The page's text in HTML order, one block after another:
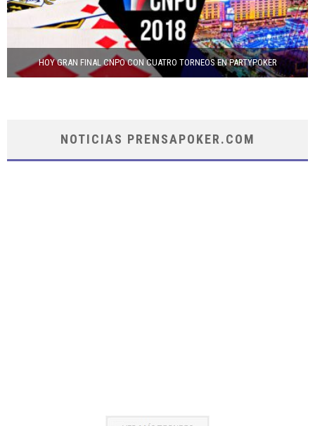
HOY GRAN FINAL CNPO CON CUATRO TORNEOS EN PARTYPOKER
NOTICIAS PRENSAPOKER.COM